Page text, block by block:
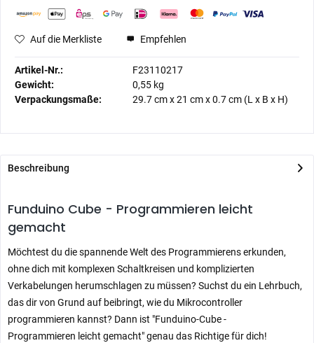
Auf die Merkliste Empfehlen
Artikel-Nr.:
F23110217
Gewicht:
0,55 kg
Verpackungsmaße:
29.7 cmx21 cmx0.7 cm (L x B x H)
Beschreibung
Funduino Cube - Programmieren leicht
gemacht
Möchtest du die spannende Welt des Programmierens erkunden,
ohne dich mit komplexen Schaltkreisen und komplizierten
Verkabelungen herumschlagen zu müssen? Suchst du ein Lehrbuch,
das dir von Grund auf beibringt, wie du Mikrocontroller
programmieren kannst? Dann ist "Funduino-Cube -
Programmieren leicht gemacht" genau das Richtige für dich!